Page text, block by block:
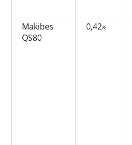
Makibes
QS80
0,42»